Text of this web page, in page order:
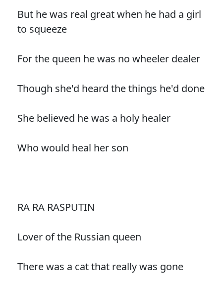
But he was real great when he had a girl
to squeeze
For the queen he was no wheeler dealer
Though she'd heard the things he'd done
She believed he was a holy healer
Who would heal her son
RA RA RASPUTIN
Lover of the Russian queen
There was a cat that really was gone